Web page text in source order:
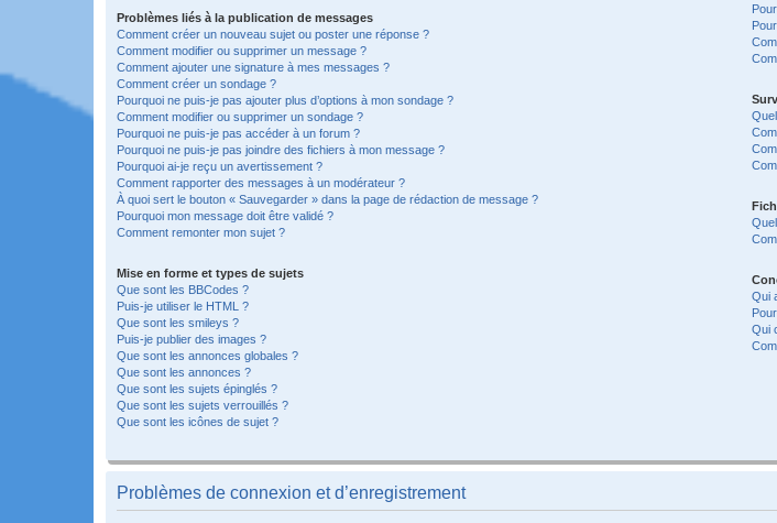
Problèmes liés à la publication de messages
Comment créer un nouveau sujet ou poster une réponse ?
Comment modifier ou supprimer un message ?
Comment ajouter une signature à mes messages ?
Comment créer un sondage ?
Pourquoi ne puis-je pas ajouter plus d’options à mon sondage ?
Comment modifier ou supprimer un sondage ?
Pourquoi ne puis-je pas accéder à un forum ?
Pourquoi ne puis-je pas joindre des fichiers à mon message ?
Pourquoi ai-je reçu un avertissement ?
Comment rapporter des messages à un modérateur ?
À quoi sert le bouton « Sauvegarder » dans la page de rédaction de message ?
Pourquoi mon message doit être validé ?
Comment remonter mon sujet ?
Mise en forme et types de sujets
Que sont les BBCodes ?
Puis-je utiliser le HTML ?
Que sont les smileys ?
Puis-je publier des images ?
Que sont les annonces globales ?
Que sont les annonces ?
Que sont les sujets épinglés ?
Que sont les sujets verrouillés ?
Que sont les icônes de sujet ?
Qui
Qui
Problèmes de connexion et d’enregistrement